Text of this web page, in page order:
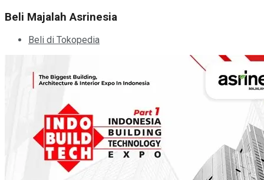
Beli Majalah Asrinesia
Beli di Tokopedia